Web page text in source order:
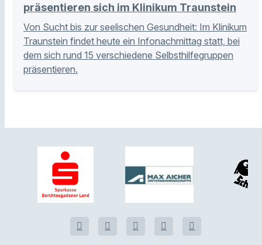
präsentieren sich im Klinikum Traunstein
Von Sucht bis zur seelischen Gesundheit: Im Klinikum
Traunstein findet heute ein Infonachmittag statt, bei
dem sich rund 15 verschiedene Selbsthilfegruppen
präsentieren.